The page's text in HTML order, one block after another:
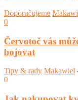
Doporučujeme
0
Červotoč vás
bojovat
Tipy & rady Makawiel
0